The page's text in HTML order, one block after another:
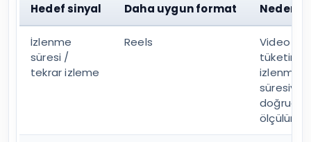
Hedef sinyal Daha uygun format Neden?
İzlenme
süresi /
tekrar izleme
Reels
Video
tüketimi,
izlenme
süresiyle
doğrudan
ölçülür.